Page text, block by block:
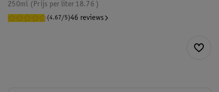
250ml 18.76
Prijs per liter
(4.67/5)46 reviews